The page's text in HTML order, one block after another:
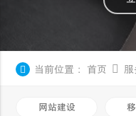
当前位置： 首页
网站建设